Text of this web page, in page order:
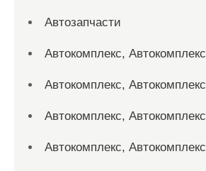
Автозапчасти
Автокомплекс, Автокомплекс
Автокомплекс, Автокомплекс
Автокомплекс, Автокомплекс
Автокомплекс, Автокомплекс